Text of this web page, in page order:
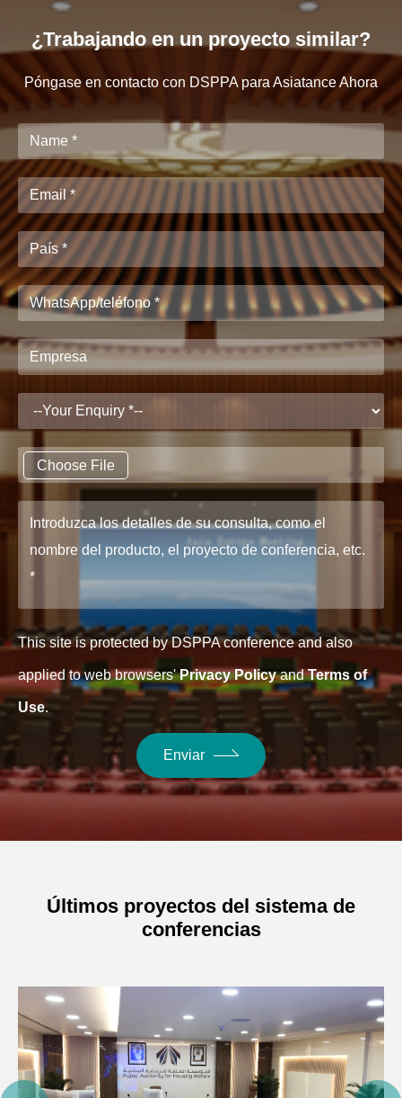
¿Trabajando en un proyecto similar?
Póngase en contacto con DSPPA para Asiatance Ahora
Choose File
This site is protected by DSPPA conference and also
applied to web browsers'Privacy PolicyandTerms of
Use.
Enviar
Últimos proyectos del sistema de
conferencias